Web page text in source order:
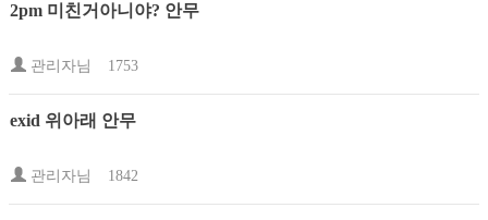
2pm 미친거아니야? 안무
관리자님 1753
exid 위아래 안무
관리자님 1842